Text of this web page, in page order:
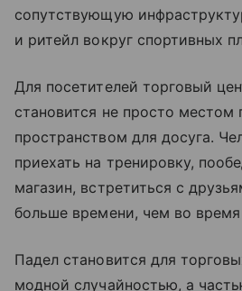
сопутствующую
и ритейл вокруг спортивных
Для посетителей торговый
становится не просто местом
пространством для досуга.
приехать на тренировку,
магазин, встретиться с
больше времени, чем во
Падел становится для
модной случайностью, а